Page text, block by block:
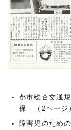
都市総合交通
保 （2ページ
障害児のため